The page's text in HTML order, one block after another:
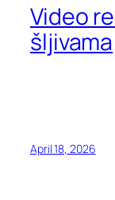
Video
šljivama
April 18, 2026